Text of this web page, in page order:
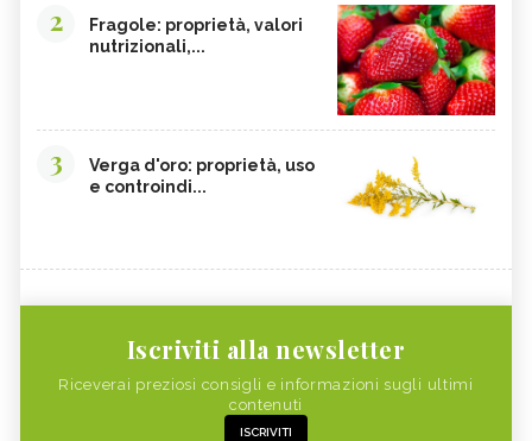
2
Fragole: proprietà, valori
nutrizionali,...
3
Verga d'oro: proprietà, uso
e controindi...
Iscriviti alla newsletter
Riceverai preziosi consigli e informazioni sugli ultimi
contenuti
ISCRIVITI